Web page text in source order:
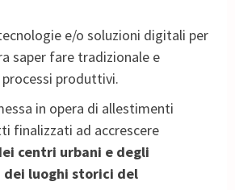
e/o soluzioni digitali per
saper fare tradizionale e
produttivi.
in opera di allestimenti
finalizzati ad accrescere
centri urbani e degli
dei luoghi storici del